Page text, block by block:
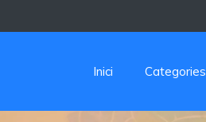
Inici Categories